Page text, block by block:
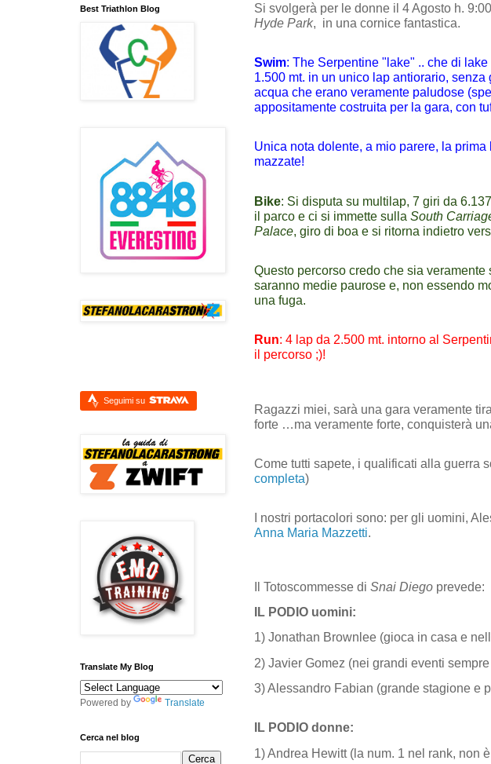
Si svolgerà per le donne il 4 Agosto h.
Hyde Park, in una cornice fantastica.
Swim: The Serpentine "lake" .. che di
1.500 mt. in un unico lap antiorario,
acqua che erano veramente paludose
appositamente costruita per la gara, con
Unica nota dolente, a mio parere, la
mazzate!
Bike: Si disputa su multilap, 7 giri da
il parco e ci si immette sulla South
Palace, giro di boa e si ritorna indietro
Questo percorso credo che sia
saranno medie paurose e, non essendo
una fuga.
Run: 4 lap da 2.500 mt. intorno al
il percorso ;)!
Ragazzi miei, sarà una gara veramente
forte …ma veramente forte, conquisterà
Come tutti sapete, i qualificati alla guerra
completa)
I nostri portacolori sono: per gli uomini,
Anna Maria Mazzetti.
Il Totoscommesse di Snai Diego prevede:
IL PODIO uomini:
1) Jonathan Brownlee (gioca in casa e
2) Javier Gomez (nei grandi eventi
3) Alessandro Fabian (grande stagione e
IL PODIO donne:
1) Andrea Hewitt (la num. 1 nel rank, non
Best Triathlon Blog
Seguimi su
Translate My Blog
Powered by Translate
Cerca nel blog